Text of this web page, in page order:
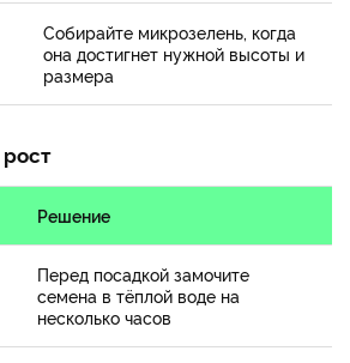
Собирайте микрозелень, когда
она достигнет нужной высоты и
размера
Решение
Перед посадкой замочите
семена в тёплой воде на
несколько часов